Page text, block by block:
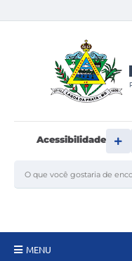
Acessibilidade
MENU